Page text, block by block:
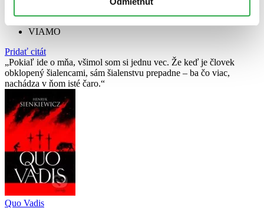
VIAMO
Pridať citát
Pokiaľ ide o mňa, všimol som si jednu vec. Že keď je človek
obklopený šialencami, sám šialenstvu prepadne – ba čo viac,
nachádza v ňom isté čaro.
Quo Vadis